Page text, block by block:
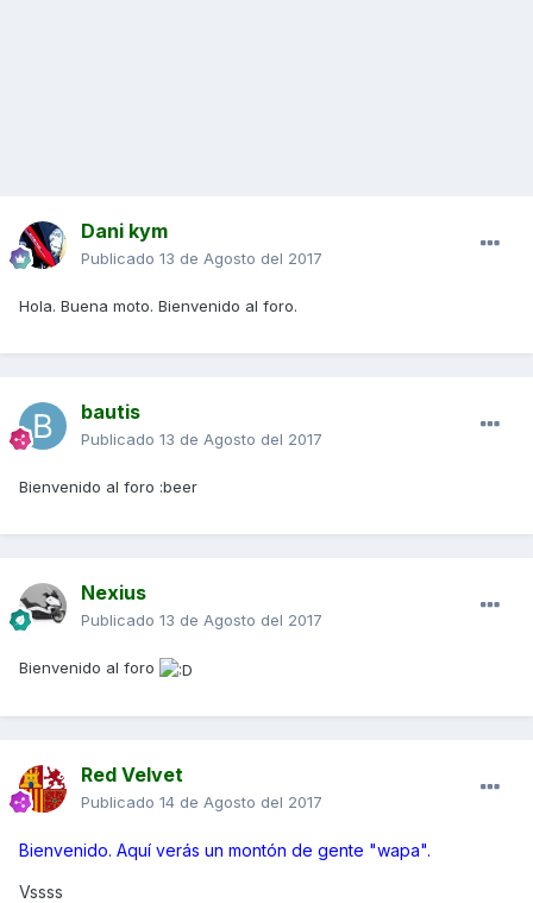
Dani kym
Publicado 13 de Agosto del 2017
Hola. Buena moto. Bienvenido al foro.
bautis
Publicado 13 de Agosto del 2017
Bienvenido al foro :beer
Nexius
Publicado 13 de Agosto del 2017
Bienvenido al foro
Red Velvet
Publicado 14 de Agosto del 2017
Bienvenido. Aquí verás un montón de gente "wapa".
Vssss